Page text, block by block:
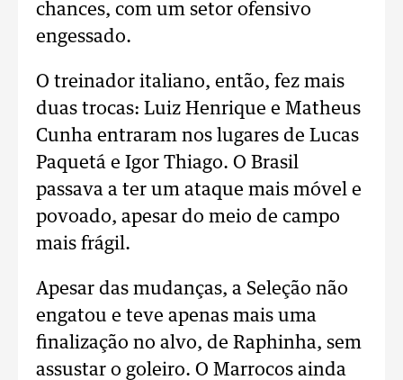
chances, com um setor ofensivo
engessado.
O treinador italiano, então, fez mais
duas trocas: Luiz Henrique e Matheus
Cunha entraram nos lugares de Lucas
Paquetá e Igor Thiago. O Brasil
passava a ter um ataque mais móvel e
povoado, apesar do meio de campo
mais frágil.
Apesar das mudanças, a Seleção não
engatou e teve apenas mais uma
finalização no alvo, de Raphinha, sem
assustar o goleiro. O Marrocos ainda